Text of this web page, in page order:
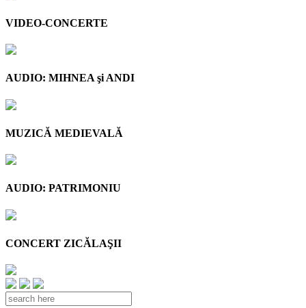
VIDEO-CONCERTE
AUDIO: MIHNEA şi ANDI
MUZICĂ MEDIEVALĂ
AUDIO: PATRIMONIU
CONCERT ZICĂLAŞII